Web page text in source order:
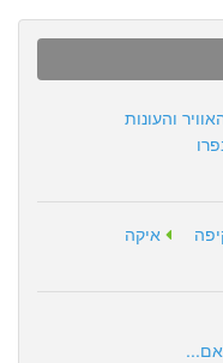
והעונות
איקה